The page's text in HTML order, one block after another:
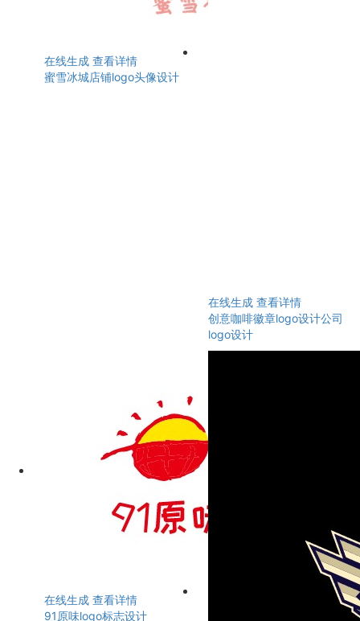
在线生成 查看详情
蜜雪冰城店铺logo头像设计
在线生成 查看详情
创意咖啡徽章logo设计公司
logo设计
在线生成 查看详情
91原味logo标志设计